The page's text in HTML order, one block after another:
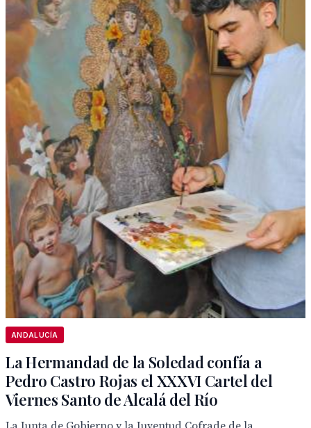
ANDALUCÍA
La Hermandad de la Soledad confía a
Pedro Castro Rojas el XXXVI Cartel del
Viernes Santo de Alcalá del Río